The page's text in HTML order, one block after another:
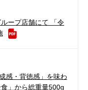
ープ店舗にて 「令
感・背徳感」を味わ
」から総重量500g